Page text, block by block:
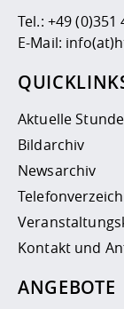
Tel.: +49 (0)351
E-Mail:
Aktuelle
Bildarchiv
Newsarchiv
Kontakt und
ANGEBOTE